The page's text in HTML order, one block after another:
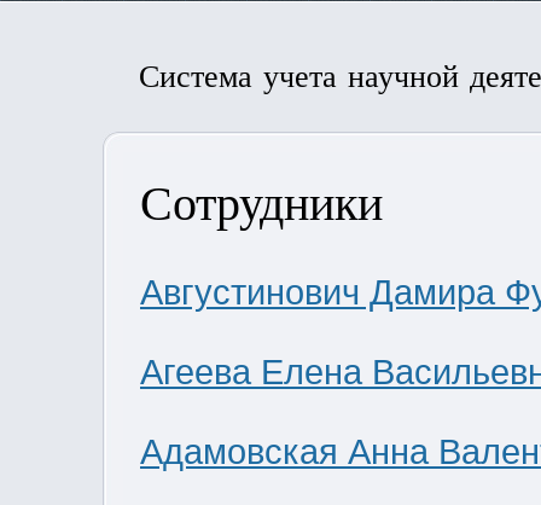
Система учета научной
Сотрудники
Августинович Дамира
Агеева Елена
Адамовская Анна